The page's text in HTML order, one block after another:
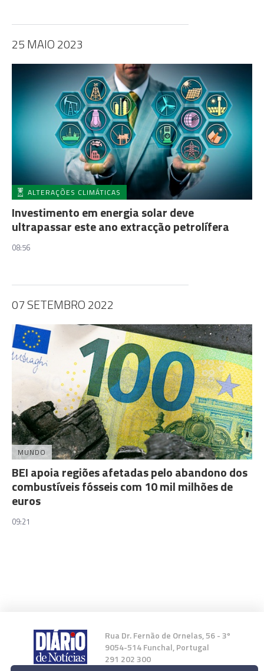
25 MAIO 2023
ALTERAÇÕES CLIMÁTICAS
Investimento em energia solar deve
ultrapassar este ano extracção petrolífera
08:56
07 SETEMBRO 2022
MUNDO
BEI apoia regiões afetadas pelo abandono dos
combustíveis fósseis com 10 mil milhões de
euros
09:21
Rua Dr. Fernão de Ornelas, 56 - 3º
9054-514 Funchal, Portugal
291 202 300